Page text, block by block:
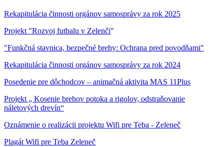
Rekapitulácia činnosti orgánov samosprávy za rok 2025
Projekt "Rozvoj futbalu v Zelenči"
"Funkčná stavnica, bezpečné brehy: Ochrana pred povodňami"
Rekapitulácia činnosti orgánov samosprávy za rok 2024
Posedenie pre dôchodcov – animačná aktivita MAS 11Plus
Projekt „ Kosenie brehov potoka a rigolov, odstraňovanie
náletových drevín“
Oznámenie o realizácii projektu Wifi pre Teba - Zeleneč
Plagát Wifi pre Teba Zeleneč